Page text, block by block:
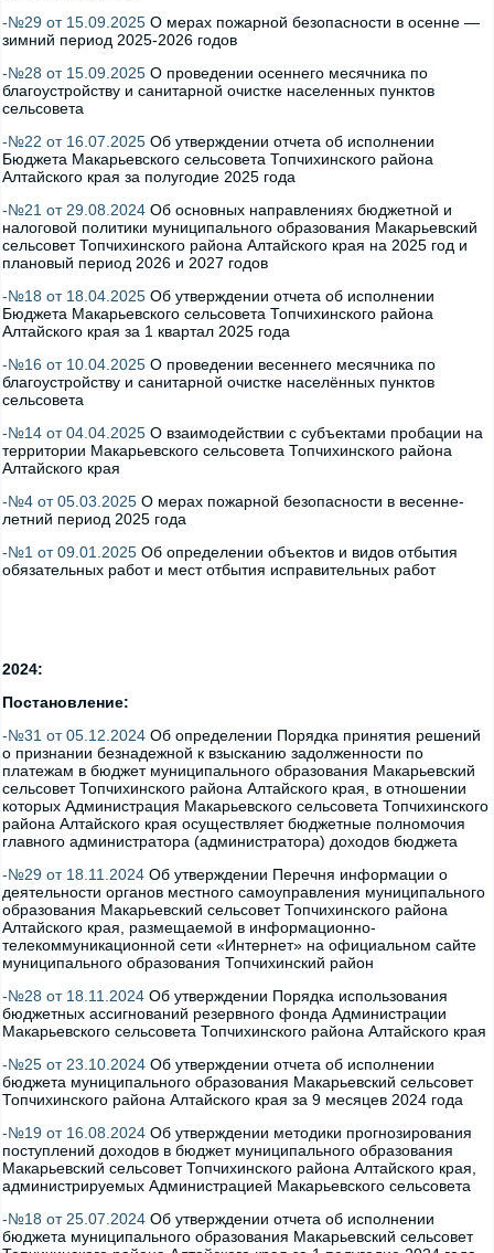
-№29 от 15.09.2025 О мерах пожарной безопасности в осенне —
зимний период 2025-2026 годов
-№28 от 15.09.2025 О проведении осеннего месячника по
благоустройству и санитарной очистке населенных пунктов
сельсовета
-№22 от 16.07.2025 Об утверждении отчета об исполнении
Бюджета Макарьевского сельсовета Топчихинского района
Алтайского края за полугодие 2025 года
-№21 от 29.08.2024 Об основных направлениях бюджетной и
налоговой политики муниципального образования Макарьевский
сельсовет Топчихинского района Алтайского края на 2025 год и
плановый период 2026 и 2027 годов
-№18 от 18.04.2025 Об утверждении отчета об исполнении
Бюджета Макарьевского сельсовета Топчихинского района
Алтайского края за 1 квартал 2025 года
-№16 от 10.04.2025 О проведении весеннего месячника по
благоустройству и санитарной очистке населённых пунктов
сельсовета
-№14 от 04.04.2025 О взаимодействии с субъектами пробации на
территории Макарьевского сельсовета Топчихинского района
Алтайского края
-№4 от 05.03.2025 О мерах пожарной безопасности в весенне-
летний период 2025 года
-№1 от 09.01.2025 Об определении объектов и видов отбытия
обязательных работ и мест отбытия исправительных работ
2024:
Постановление:
-№31 от 05.12.2024 Об определении Порядка принятия решений
о признании безнадежной к взысканию задолженности по
платежам в бюджет муниципального образования Макарьевский
сельсовет Топчихинского района Алтайского края, в отношении
которых Администрация Макарьевского сельсовета Топчихинского
района Алтайского края осуществляет бюджетные полномочия
главного администратора (администратора) доходов бюджета
-№29 от 18.11.2024 Об утверждении Перечня информации о
деятельности органов местного самоуправления муниципального
образования Макарьевский сельсовет Топчихинского района
Алтайского края, размещаемой в информационно-
телекоммуникационной сети «Интернет» на официальном сайте
муниципального образования Топчихинский район
-№28 от 18.11.2024 Об утверждении Порядка использования
бюджетных ассигнований резервного фонда Администрации
Макарьевского сельсовета Топчихинского района Алтайского края
-№25 от 23.10.2024 Об утверждении отчета об исполнении
бюджета муниципального образования Макарьевский сельсовет
Топчихинского района Алтайского края за 9 месяцев 2024 года
-№19 от 16.08.2024 Об утверждении методики прогнозирования
поступлений доходов в бюджет муниципального образования
Макарьевский сельсовет Топчихинского района Алтайского края,
администрируемых Администрацией Макарьевского сельсовета
-№18 от 25.07.2024 Об утверждении отчета об исполнении
бюджета муниципального образования Макарьевский сельсовет